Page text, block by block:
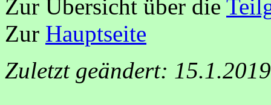
Zur Übersicht über die
Zur Hauptseite
Zuletzt geändert: